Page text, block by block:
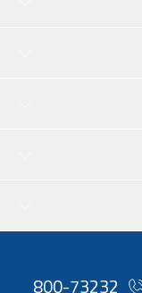
800-73232